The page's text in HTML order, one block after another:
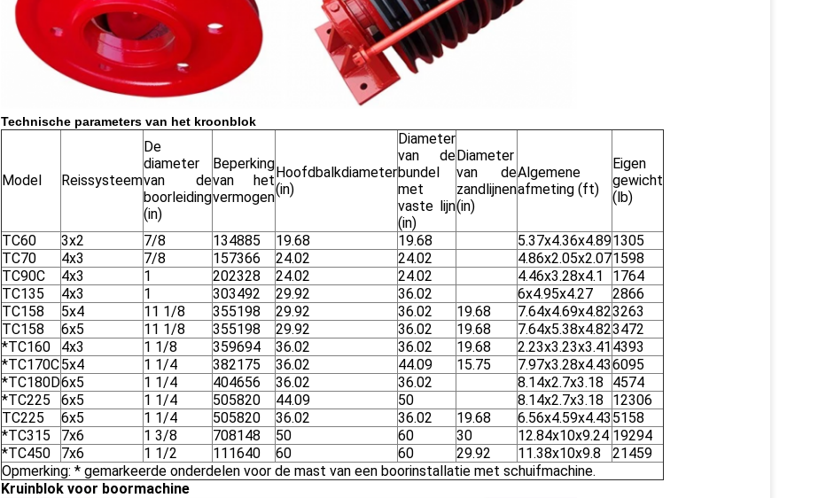
Technische parameters van het kroonblok
Model Reissysteem
De
diameter
van de
boorleiding
(in)
Beperking
van het
vermogen
Hoofdbalkdiameter
(in)
Diameter
van de
bundel
met
vaste lijn
(in)
Diameter
van de
zandlijnen
(in)
Algemene
afmeting (ft)
Eigen
gewicht
(lb)
TC60 3x2 7/8 134885 19.68 19.68 5.37x4.36x4.891305
TC70
4x3 7/8 157366 24.02 24.02 4.86x2.05x2.071598
TC90C
4x3 1 202328 24.02 24.02 4.46x3.28x4.1
1764
TC135
4x3 1 303492 29.92 36.02 6x4.95x4.27
2866
TC158
5x4 11 1/8 355198 29.92 36.02 19.68 7.64x4.69x4.823263
TC158
6x5 11 1/8 355198 29.92 36.02 19.68 7.64x5.38x4.823472
*TC160
4x3 1 1/8 359694 36.02 36.02 19.68 2.23x3.23x3.41 4393
*TC170C5x4 1 1/4 382175 36.02 44.09 15.75 7.97x3.28x4.436095
*TC180D6x5 1 1/4 404656 36.02 36.02 8.14x2.7x3.18 4574
*TC225
6x5 1 1/4 505820 44.09 50 8.14x2.7x3.18 12306
TC225
6x5 1 1/4 505820 36.02 36.02 19.68 6.56x4.59x4.43 5158
*TC315
7x6 1 3/8 708148 50 60 30 12.84x10x9.24 19294
*TC450
7x6 1 1/2 111640 60 60 29.92 11.38x10x9.8
21459
Opmerking: * gemarkeerde onderdelen voor de mast van een boorinstallatie met schuifmachine.
Kruinblok voor boormachine